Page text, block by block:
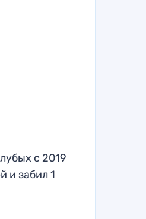
с 2019
и забил 1